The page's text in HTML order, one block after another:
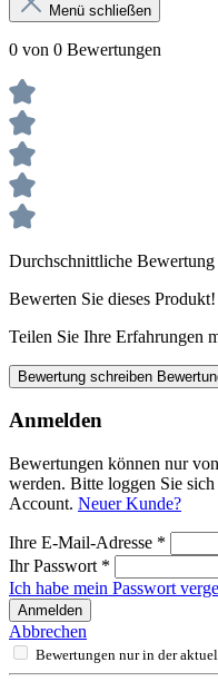
Menü schließen
0 von 0 Bewertungen
Durchschnittliche
Bewerten Sie dieses Produkt!
Teilen Sie Ihre Erfahrungen
Bewertung schreiben
Anmelden
Bewertungen können nur
werden. Bitte loggen Sie
Account. Neuer Kunde?
Ihre E-Mail-Adresse *
Ihr Passwort *
Ich habe mein Passwort
Anmelden
Abbrechen
Bewertungen nur in der